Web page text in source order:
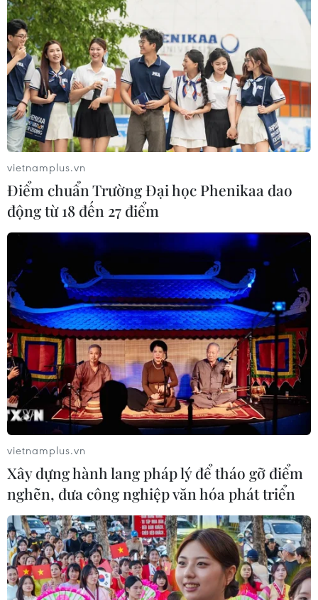
vietnamplus.vn
Điểm chuẩn Trường Đại học Phenikaa dao
động từ 18 đến 27 điểm
vietnamplus.vn
Xây dựng hành lang pháp lý để tháo gỡ điểm
nghẽn, đưa công nghiệp văn hóa phát triển